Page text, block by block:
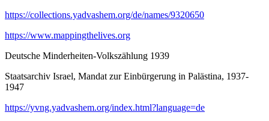
https://collections.yadvashem.org/de/names/9320650
https://www.mappingthelives.org
Deutsche Minderheiten-Volkszählung 1939
Staatsarchiv Israel, Mandat zur Einbürgerung in Palästina, 1937-
1947
https://yvng.yadvashem.org/index.html?language=de